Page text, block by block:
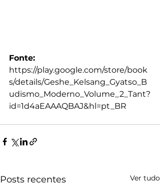
Fonte:
https://play.google.com/store/book
s/details/Geshe_Kelsang_Gyatso_B
udismo_Moderno_Volume_2_Tant?
id=1d4aEAAAQBAJ&hl=pt_BR
Posts recentes Ver tudo